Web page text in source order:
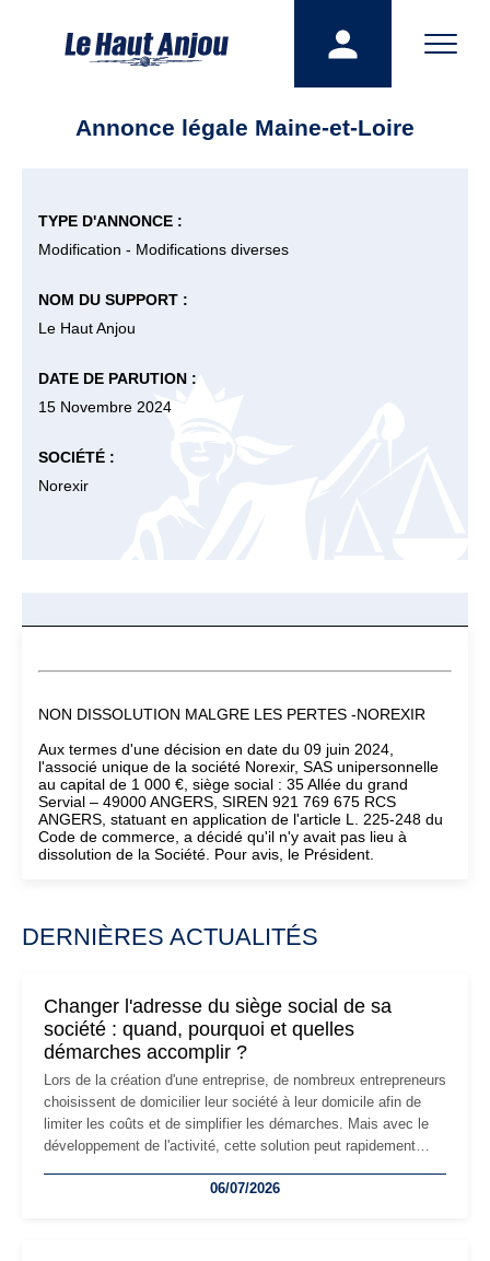
Annonce légale Maine-et-Loire
TYPE D'ANNONCE :
Modification - Modifications diverses
NOM DU SUPPORT :
Le Haut Anjou
DATE DE PARUTION :
15 Novembre 2024
SOCIÉTÉ :
Norexir
NON DISSOLUTION MALGRE LES PERTES -NOREXIR
Aux termes d'une décision en date du 09 juin 2024,
l'associé unique de la société Norexir, SAS unipersonnelle
au capital de 1 000 €, siège social : 35 Allée du grand
Servial – 49000 ANGERS, SIREN 921 769 675 RCS
ANGERS, statuant en application de l'article L. 225-248 du
Code de commerce, a décidé qu'il n'y avait pas lieu à
dissolution de la Société. Pour avis, le Président.
DERNIÈRES ACTUALITÉS
Changer l'adresse du siège social de sa
société : quand, pourquoi et quelles
démarches accomplir ?
Lors de la création d'une entreprise, de nombreux entrepreneurs
choisissent de domicilier leur société à leur domicile afin de
limiter les coûts et de simplifier les démarches. Mais avec le
développement de l'activité, cette solution peut rapidement
professionnels, recrutement, image de marque… Le
06/07/2026